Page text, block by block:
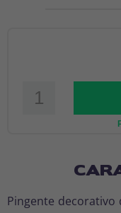
Pingente